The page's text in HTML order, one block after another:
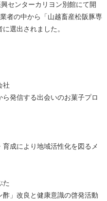
センターカリヨン別館にて開
者の中から「山越畜産松阪豚専
選出されました。
社
発信する出会いのお菓子プロ
成により地域活性化を図るメ
」改良と健康意識の啓発活動